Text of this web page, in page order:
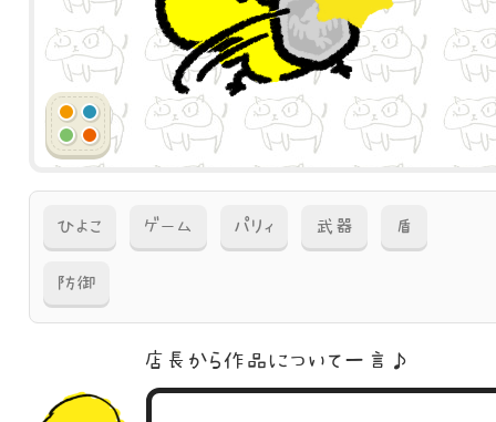
ひよこ ゲーム パリィ 武器 盾
防御
店長から作品に ついて一言♪